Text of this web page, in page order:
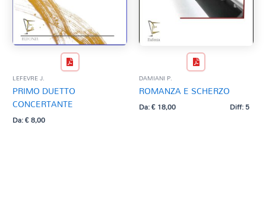
LEFEVRE J.
PRIMO DUETTO
CONCERTANTE
Da:€8,00
DAMIANI P.
ROMANZA E SCHERZO
Da:€18,00 Diff: 5